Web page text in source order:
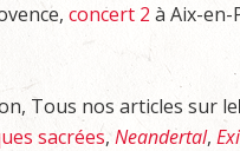
concert 2 à Aix-en-
Tous nos articles sur le
sacrées,Neandertal,